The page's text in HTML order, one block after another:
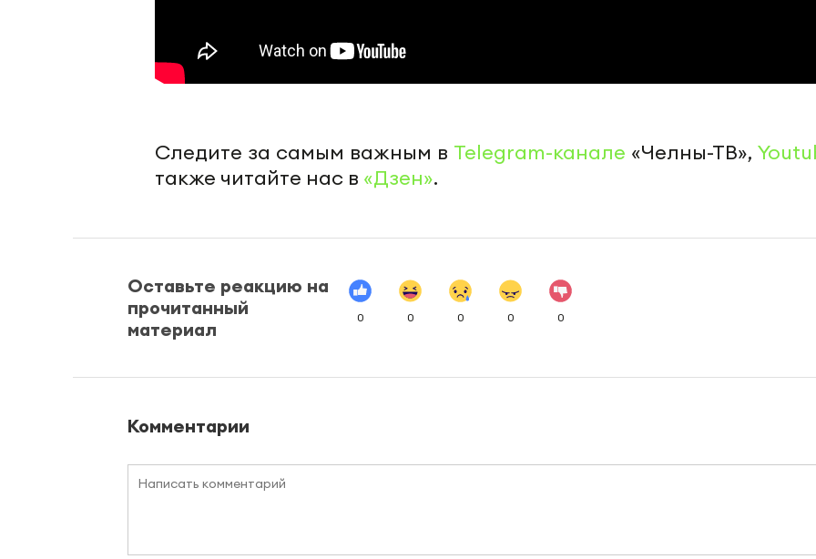
Следите за самым важным в Telegram-канале «Челны-ТВ»,
также читайте нас в «Дзен».
Оставьте реакцию на
прочитанный
материал
0 0 0 0 0
Комментарии